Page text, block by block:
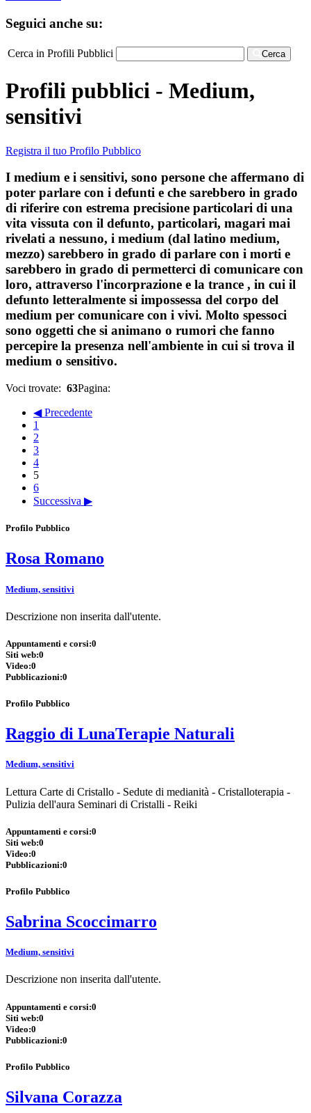
Seguici anche su:
Cerca in Profili Pubblici Cerca
Profili pubblici - Medium,
sensitivi
Registra il tuo Profilo Pubblico
I medium e i sensitivi, sono persone che affermano di
poter parlare con i defunti e che sarebbero in grado
di riferire con estrema precisione particolari di una
vita vissuta con il defunto, particolari, magari mai
rivelati a nessuno, i medium (dal latino medium,
mezzo) sarebbero in grado di parlare con i morti e
sarebbero in grado di permetterci di comunicare con
loro, attraverso l'incorprazione e la trance , in cui il
defunto letteralmente si impossessa del corpo del
medium per comunicare con i vivi. Molto spessoci
sono oggetti che si animano o rumori che fanno
percepire la presenza nell'ambiente in cui si trova il
medium o sensitivo.
Voci trovate: 63Pagina:
◀ Precedente
1
2
3
4
5
6
Successiva ▶
Profilo Pubblico
Rosa Romano
Medium, sensitivi
Descrizione non inserita dall'utente.
Appuntamenti e corsi:0
Siti web:0
Video:0
Pubblicazioni:0
Profilo Pubblico
Raggio di LunaTerapie Naturali
Medium, sensitivi
Lettura Carte di Cristallo - Sedute di medianità - Cristalloterapia -
Pulizia dell'aura Seminari di Cristalli - Reiki
Appuntamenti e corsi:0
Siti web:0
Video:0
Pubblicazioni:0
Profilo Pubblico
Sabrina Scoccimarro
Medium, sensitivi
Descrizione non inserita dall'utente.
Appuntamenti e corsi:0
Siti web:0
Video:0
Pubblicazioni:0
Profilo Pubblico
Silvana Corazza